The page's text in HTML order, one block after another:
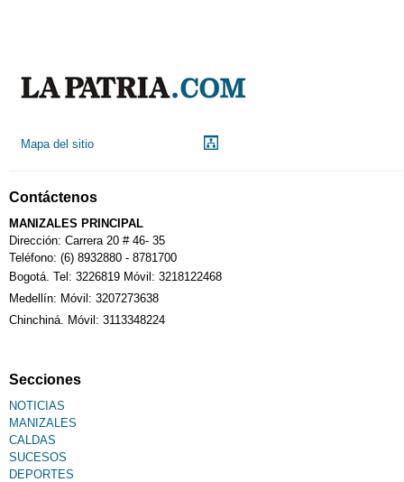
Mapa del sitio
Contáctenos
MANIZALES PRINCIPAL
Dirección: Carrera 20 # 46- 35
Teléfono: (6) 8932880 - 8781700
Bogotá. Tel: 3226819 Móvil: 3218122468
Medellín: Móvil: 3207273638
Chinchiná. Móvil: 3113348224
Secciones
NOTICIAS
MANIZALES
CALDAS
SUCESOS
DEPORTES